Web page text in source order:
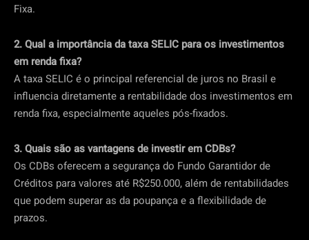
Fixa.
2. Qual a importância da taxa SELIC para os investimentos
em renda fixa?
A taxa SELIC é o principal referencial de juros no Brasil e
influencia diretamente a rentabilidade dos investimentos em
renda fixa, especialmente aqueles pós-fixados.
3. Quais são as vantagens de investir em CDBs?
Os CDBs oferecem a segurança do Fundo Garantidor de
Créditos para valores até R$250.000, além de rentabilidades
que podem superar as da poupança e a flexibilidade de
prazos.